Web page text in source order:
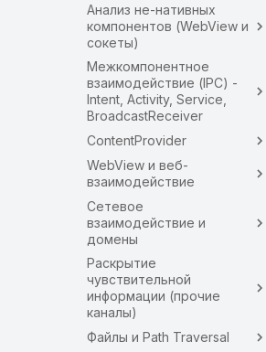
Анализ не-нативных
компонентов (WebView и
сокеты)
Межкомпонентное
взаимодействие (IPC) -
Intent, Activity, Service,
BroadcastReceiver
ContentProvider
WebView и веб-
взаимодействие
Сетевое
взаимодействие и
домены
Раскрытие
чувствительной
информации (прочие
каналы)
Файлы и Path Traversal